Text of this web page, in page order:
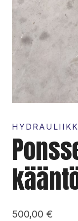
500,00 €